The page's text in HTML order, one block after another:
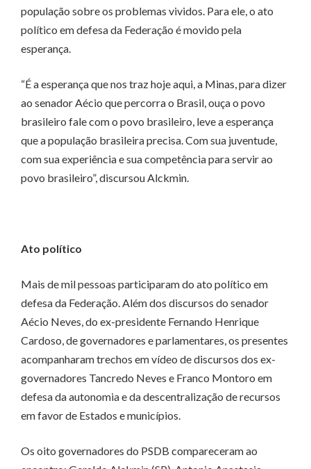
população sobre os problemas vividos. Para ele, o ato
político em defesa da Federação é movido pela
esperança.
“É a esperança que nos traz hoje aqui, a Minas, para dizer
ao senador Aécio que percorra o Brasil, ouça o povo
brasileiro fale com o povo brasileiro, leve a esperança
que a população brasileira precisa. Com sua juventude,
com sua experiência e sua competência para servir ao
povo brasileiro”, discursou Alckmin.
Ato político
Mais de mil pessoas participaram do ato político em
defesa da Federação. Além dos discursos do senador
Aécio Neves, do ex-presidente Fernando Henrique
Cardoso, de governadores e parlamentares, os presentes
acompanharam trechos em vídeo de discursos dos ex-
governadores Tancredo Neves e Franco Montoro em
defesa da autonomia e da descentralização de recursos
em favor de Estados e municípios.
Os oito governadores do PSDB compareceram ao